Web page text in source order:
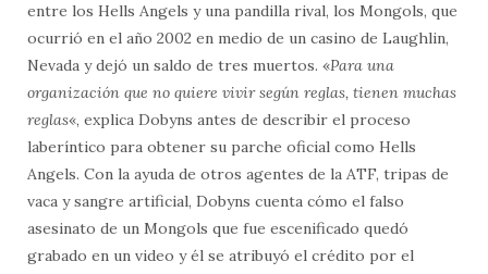
entre los Hells Angels y una pandilla rival, los Mongols, que
ocurrió en el año 2002 en medio de un casino de Laughlin,
Nevada y dejó un saldo de tres muertos. «Para una
organización que no quiere vivir según reglas, tienen muchas
reglas«, explica Dobyns antes de describir el proceso
laberíntico para obtener su parche oficial como Hells
Angels. Con la ayuda de otros agentes de la ATF, tripas de
vaca y sangre artificial, Dobyns cuenta cómo el falso
asesinato de un Mongols que fue escenificado quedó
grabado en un video y él se atribuyó el crédito por el